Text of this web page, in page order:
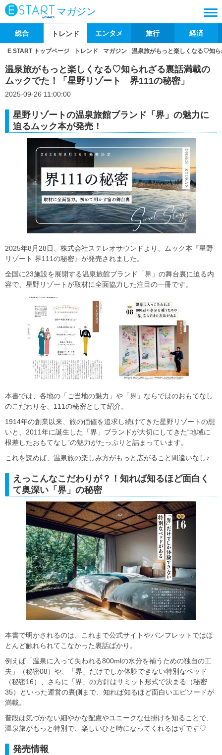
マガジン
総合 トレンド エンタメ 旅行 経済
E START トップページ トレンド マガジン 温泉旅がもっと楽しくなる♡知
温泉旅がもっと楽しくなる♡知られざる裏話満載の
ムックでた！「星野リゾート 界111の秘密」
2025-09-26 11:00:00
星野リゾートの温泉旅館ブランド「界」の魅力に
迫るムック本が発売！
2025年8月28日、株式会社ステレオサウンドより、ムック本『星野
リゾート 界111の秘密』が発売されました。
全国に23施設を展開する温泉旅館ブランド「界」の舞台裏に迫る内
容で、星野リゾートが取材に全面協力した注目の一冊です。
本書では、各地の「ご当地の魅力」や「界」ならではのおもてなし
のこだわりを、111の秘密として紹介。
1914年の創業以来、旅の価値を追求し続けてきた星野リゾートの想
いと、2011年に誕生した「界」ブランドが大切にしてきた“地域に
根差したおもてなし”の魅力がたっぷりと詰まっています。
これを読めば、温泉旅の楽しみ方がもっと広がること間違いなし♪
えっこんなこだわりが？！知れば知るほど面白く
て奥深い「界」の秘密
本書で明かされるのは、これまで公式サイトやパンフレットではほ
とんど触れられてこなかった裏話ばかり。
例えば「温泉に入って失われる800mlの水分を補うための独自の工
夫」（秘密08）や、「界」だけでしか体験できない特別なベッド
（秘密16）、さらに「界」の方針はサミット形式で決まる（秘密
35）といった運営の裏側まで、知れば知るほど面白いエピソードが
満載。
普段は気づかない細やかな配慮やユニークな仕掛けを知ることで、
温泉旅がもっと特別で、楽しいひと時になってくれるはずです♡
発売情報